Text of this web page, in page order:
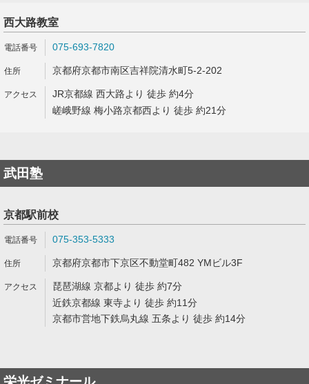
西大路教室
075-693-7820
京都府京都市南区吉祥院清水町5-2-202
JR京都線 西大路より 徒歩 約4分
嵯峨野線 梅小路京都西より 徒歩 約21分
武田塾
京都駅前校
075-353-5333
京都府京都市下京区不動堂町482 YMビル3F
琵琶湖線 京都より 徒歩 約7分
近鉄京都線 東寺より 徒歩 約11分
京都市営地下鉄烏丸線 五条より 徒歩 約14分